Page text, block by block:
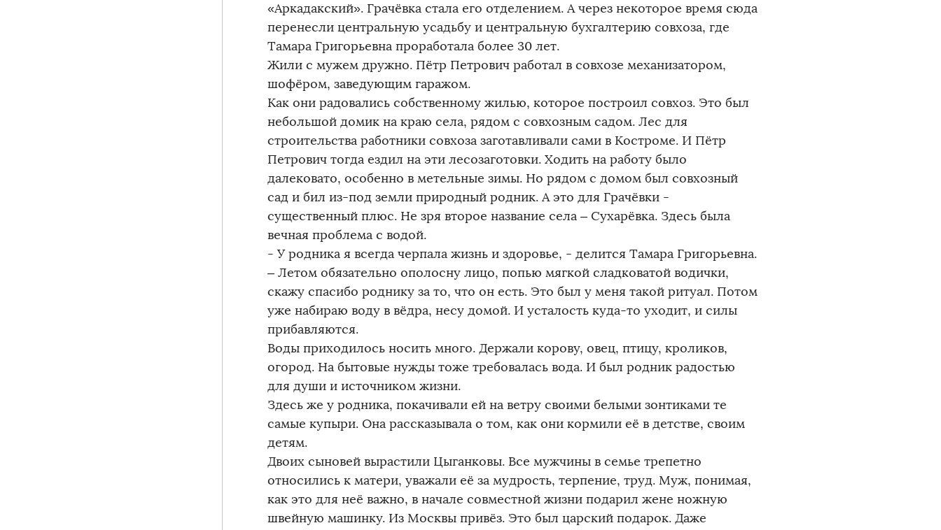
«Аркадакский». Грачёвка стала его отделением. А через некоторое время сюда
перенесли центральную усадьбу и центральную бухгалтерию совхоза, где
Тамара Григорьевна проработала более 30 лет.
Жили с мужем дружно. Пётр Петрович работал в совхозе механизатором,
шофёром, заведующим гаражом.
Как они радовались собственному жилью, которое построил совхоз. Это был
небольшой домик на краю села, рядом с совхозным садом. Лес для
строительства работники совхоза заготавливали сами в Костроме. И Пётр
Петрович тогда ездил на эти лесозаготовки. Ходить на работу было
далековато, особенно в метельные зимы. Но рядом с домом был совхозный
сад и бил из-под земли природный родник. А это для Грачёвки -
существенный плюс. Не зря второе название села – Сухарёвка. Здесь была
вечная проблема с водой.
- У родника я всегда черпала жизнь и здоровье, - делится Тамара Григорьевна.
– Летом обязательно ополосну лицо, попью мягкой сладковатой водички,
скажу спасибо роднику за то, что он есть. Это был у меня такой ритуал. Потом
уже набираю воду в вёдра, несу домой. И усталость куда-то уходит, и силы
прибавляются.
Воды приходилось носить много. Держали корову, овец, птицу, кроликов,
огород. На бытовые нужды тоже требовалась вода. И был родник радостью
для души и источником жизни.
Здесь же у родника, покачивали ей на ветру своими белыми зонтиками те
самые купыри. Она рассказывала о том, как они кормили её в детстве, своим
детям.
Двоих сыновей вырастили Цыганковы. Все мужчины в семье трепетно
относились к матери, уважали её за мудрость, терпение, труд. Муж, понимая,
как это для неё важно, в начале совместной жизни подарил жене ножную
швейную машинку. Из Москвы привёз. Это был царский подарок. Даже